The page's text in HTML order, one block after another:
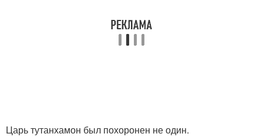
Царь тутанхамон был похоронен не один.